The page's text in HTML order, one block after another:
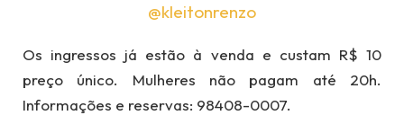
@kleitonrenzo
Os ingressos já estão à venda e custam R$ 10
preço único. Mulheres não pagam até 20h.
Informações e reservas: 98408-0007.